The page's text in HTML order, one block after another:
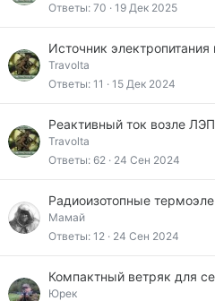
Ответы 70 19 Дек 2025
Источник
Travolta
Ответы 11 15 Дек 2024
Реактивный ток возле ЛЭП
Travolta
Ответы 62 24 Сен 2024
Радиоизотопные
Мамай
Ответы 12 24 Сен 2024
Компактный ветряк для
Юрек